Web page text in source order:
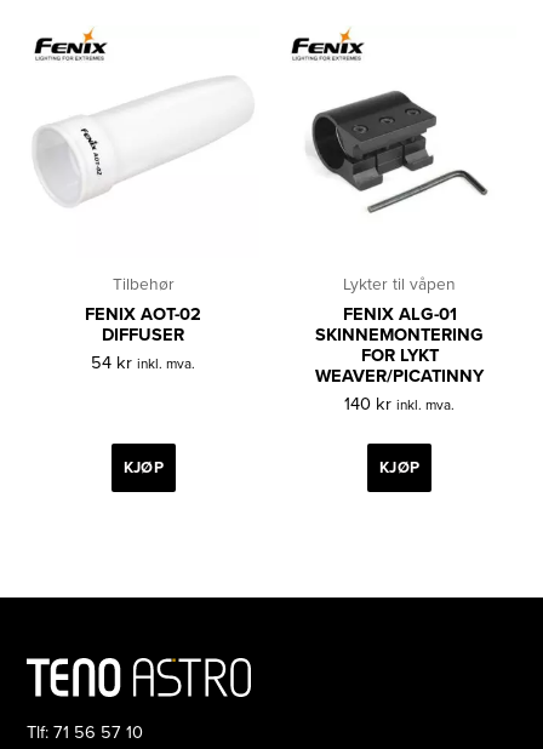
Tilbehør
FENIX AOT-02
DIFFUSER
54 kr inkl. mva.
KJØP
Lykter til våpen
FENIX ALG-01
SKINNEMONTERING
FOR LYKT
WEAVER/PICATINNY
140 kr inkl. mva.
KJØP
Tlf: 71 56 57 10